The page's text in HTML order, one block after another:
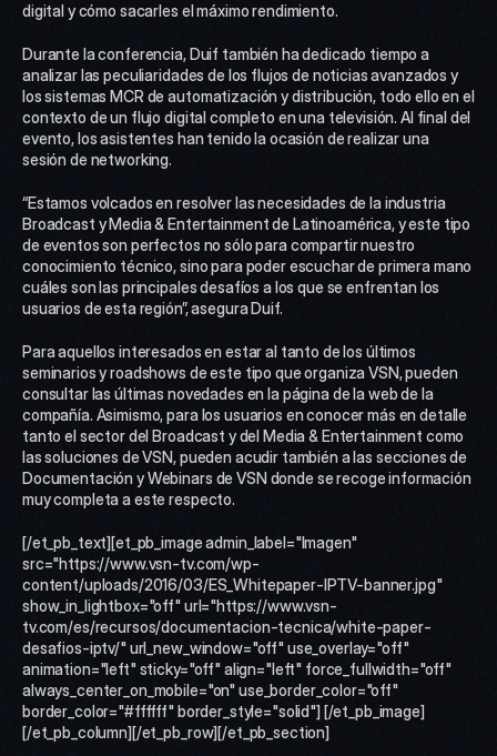
digital y cómo sacarles el máximo rendimiento.
Durante la conferencia, Duif también ha dedicado tiempo a
analizar las peculiaridades de los flujos de noticias avanzados y
los sistemas MCR de automatización y distribución, todo ello en el
contexto de un flujo digital completo en una televisión. Al final del
evento, los asistentes han tenido la ocasión de realizar una
sesión de networking.
“Estamos volcados en resolver las necesidades de la industria
Broadcast y Media & Entertainment de Latinoamérica, y este tipo
de eventos son perfectos no sólo para compartir nuestro
conocimiento técnico, sino para poder escuchar de primera mano
cuáles son las principales desafíos a los que se enfrentan los
usuarios de esta región”, asegura Duif.
Para aquellos interesados en estar al tanto de los últimos
seminarios y roadshows de este tipo que organiza VSN, pueden
consultar las últimas novedades en la página de la web de la
compañía. Asimismo, para los usuarios en conocer más en detalle
tanto el sector del Broadcast y del Media & Entertainment como
las soluciones de VSN, pueden acudir también a las secciones de
Documentación y Webinars de VSN donde se recoge información
muy completa a este respecto.
[/et_pb_text][et_pb_image admin_label="Imagen"
src="https://www.vsn-tv.com/wp-
content/uploads/2016/03/ES_Whitepaper-IPTV-banner.jpg"
show_in_lightbox="off" url="https://www.vsn-
tv.com/es/recursos/documentacion-tecnica/white-paper-
desafios-iptv/" url_new_window="off" use_overlay="off"
animation="left" sticky="off" align="left" force_fullwidth="off"
always_center_on_mobile="on" use_border_color="off"
border_color="#ffffff" border_style="solid"] [/et_pb_image]
[/et_pb_column][/et_pb_row][/et_pb_section]